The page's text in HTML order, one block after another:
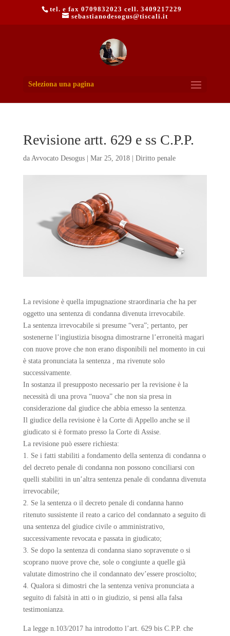
tel. e fax 0709832023 cell. 3409217229
sebastianodesogus@tiscali.it
Seleziona una pagina
Revisione artt. 629 e ss C.P.P.
da Avvocato Desogus| Mar 25, 2018| Diritto penale
La revisione è quella impugnazione straordinaria che ha per
oggetto una sentenza di condanna divenuta irrevocabile.
La sentenza irrevocabile si presume “vera”; pertanto, per
sostenerne l’ingiustizia bisogna dimostrarne l’erroneità magari
con nuove prove che non erano disponibili nel momento in cui
è stata pronunciata la sentenza , ma rivenute solo
successivamente.
In sostanza il presupposto necessario per la revisione è la
necessità di una prova “nuova” che non sia presa in
considerazione dal giudice che abbia emesso la sentenza.
Il giudice della revisione è la Corte di Appello anche se il
giudicato si è formato presso la Corte di Assise.
La revisione può essere richiesta:
1. Se i fatti stabiliti a fondamento della sentenza di condanna o
del decreto penale di condanna non possono conciliarsi con
quelli stabiliti in un’altra sentenza penale di condanna divenuta
irrevocabile;
2. Se la sentenza o il decreto penale di condanna hanno
ritenuto sussistente il reato a carico del condannato a seguito di
una sentenza del giudice civile o amministrativo,
successivamente revocata e passata in giudicato;
3. Se dopo la sentenza di condanna siano sopravenute o si
scoprano nuove prove che, sole o congiunte a quelle già
valutate dimostrino che il condannato dev’essere prosciolto;
4. Qualora si dimostri che la sentenza veniva pronunciata a
seguito di falsità in atti o in giudizio, si pensi alla falsa
testimonianza.
La legge n.103/2017 ha introdotto l’art. 629 bis C.P.P. che